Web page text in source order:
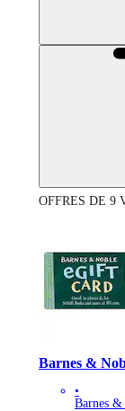
OFFRES DE 9
Barnes &
•
Barnes